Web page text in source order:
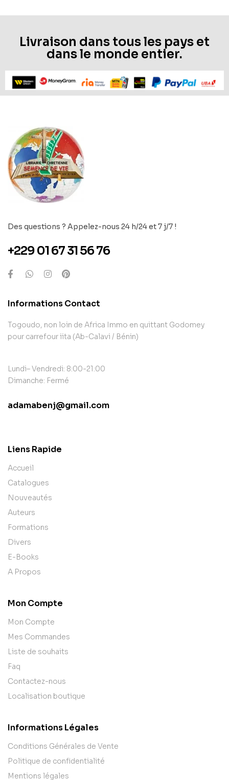
Livraison dans tous les pays et
dans le monde entier.
Des questions ? Appelez-nous 24 h/24 et 7 j/7 !
+229 01 67 31 56 76
Informations Contact
Togoudo, non loin de Africa Immo en quittant Godomey
pour carrefour iita (Ab-Calavi / Bénin)
Lundi– Vendredi: 8:00-21:00
Dimanche: Fermé
adamabenj@gmail.com
Liens Rapide
Accueil
Catalogues
Nouveautés
Auteurs
Formations
Divers
E-Books
A Propos
Mon Compte
Mon Compte
Mes Commandes
Liste de souhaits
Faq
Contactez-nous
Localisation boutique
Informations Légales
Conditions Générales de Vente
Politique de confidentialité
Mentions légales